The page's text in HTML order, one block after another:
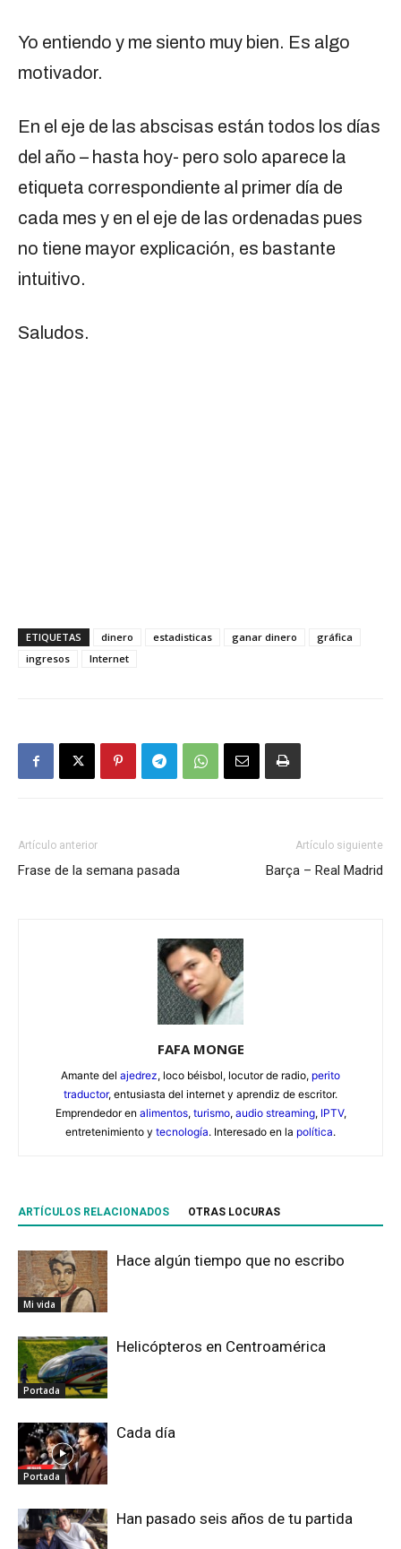
Yo entiendo y me siento muy bien. Es algo
motivador.
En el eje de las abscisas están todos los días
del año – hasta hoy- pero solo aparece la
etiqueta correspondiente al primer día de
cada mes y en el eje de las ordenadas pues
no tiene mayor explicación, es bastante
intuitivo.
Saludos.
ETIQUETAS dinero estadisticas ganar dinero
gráfica
ingresos
Internet
Artículo anterior
Frase de la semana pasada
Artículo siguiente
Barça – Real Madrid
FAFA MONGE
Amante del ajedrez, loco béisbol, locutor de radio, perito
traductor, entusiasta del internet y aprendiz de escritor.
Emprendedor en alimentos, turismo, audio streaming, IPTV,
entretenimiento y tecnología. Interesado en la política.
ARTÍCULOS RELACIONADOS OTRAS LOCURAS
Mi vida
Hace algún tiempo que no escribo
Portada
Helicópteros en Centroamérica
Portada
Cada día
Han pasado seis años de tu partida